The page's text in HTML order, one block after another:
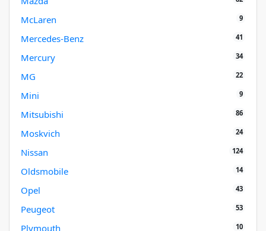
McLaren 9
Mercedes-Benz 41
Mercury 34
MG 22
Mini 9
Mitsubishi 86
Moskvich 24
Nissan 124
Oldsmobile 14
Opel 43
Peugeot 53
Plymouth 10